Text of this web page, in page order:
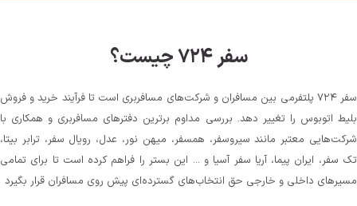
سفر ۷۲۴ چیست؟
سفر ۷۲۴ پلتفرمی بین مسافران و شرکت‌های مسافربری است تا فرآیند خرید و فروش
بلیط اتوبوس را تغییر دهد. بررسی مداوم برترین دفترهای مسافربری و همکاری با
شرکت‌هایی معتبر مانند سیروسفر، همسفر، میهن‌ نور، عدل، رویال سفر، ترابر بیتا،
تک سفر، ایران پیما، آریا سفر آسیا و ... این بستر را فراهم کرده است تا برای تمامی
مسیرهای داخلی و خارجی حق انتخاب‌های گسترده‌ای پیش روی مسافران قرار بگیرد